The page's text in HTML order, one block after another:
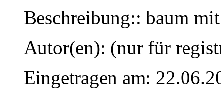
Beschreibung:: baum
Autor(en): (nur für
Eingetragen am: